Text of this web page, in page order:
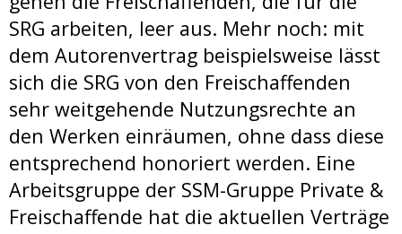
SRG arbeiten, leer aus. Mehr noch: mit
dem Autorenvertrag beispielsweise lässt
sich die SRG von den Freischaffenden
sehr weitgehende Nutzungsrechte an
den Werken einräumen, ohne dass diese
entsprechend honoriert werden. Eine
Arbeitsgruppe der SSM-Gruppe Private &
Freischaffende hat die aktuellen Verträge